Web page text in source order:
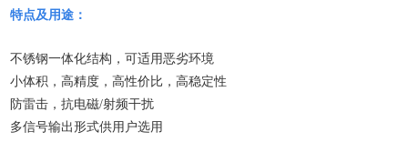
特点及用途：
不锈钢一体化结构，可适用恶劣环境
小体积，高精度，高性价比，高稳定性
防雷击，抗电磁/射频干扰
多信号输出形式供用户选用